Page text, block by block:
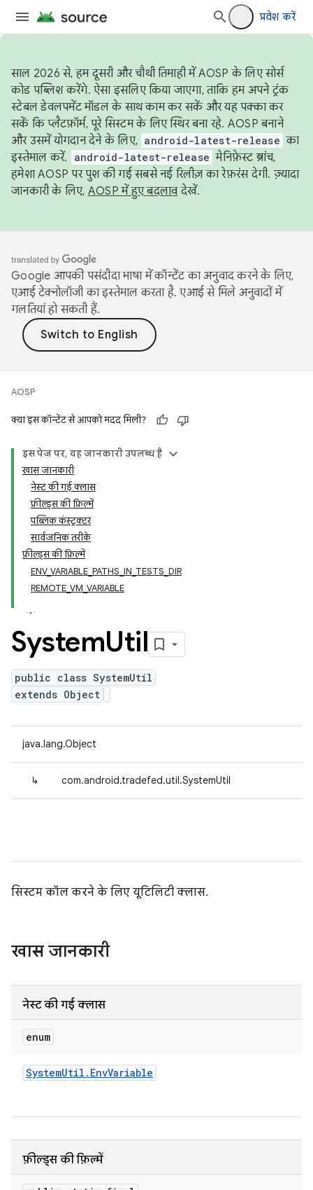
प्रवेश करें
साल 2026 से, हम दूसरी और चौथी तिमाही में AOSP के लिए सोर्स
कोड पब्लिश करेंगे. ऐसा इसलिए किया जाएगा, ताकि हम अपने ट्रंक
स्टेबल डेवलपमेंट मॉडल के साथ काम कर सकें और यह पक्का कर
सकें कि प्लैटफ़ॉर्म, पूरे सिस्टम के लिए स्थिर बना रहे. AOSP बनाने
और उसमें योगदान देने के लिए, android-latest-release का
इस्तेमाल करें.
android-latest-release मेनिफ़ेस्ट ब्रांच,
हमेशा AOSP पर पुश की गई सबसे नई रिलीज़ का रेफ़रंस देगी. ज़्यादा
जानकारी के लिए, AOSP में हुए बदलावदेखें.
Google आपकी पसंदीदा भाषा में कॉन्टेंट का अनुवाद करने के लिए,
एआई टेक्नोलॉजी का इस्तेमाल करता है. एआई से मिले अनुवादों में
गलतियां हो सकती हैं.
AOSP
क्या इस कॉन्टेंट से आपको मदद मिली?
इस पेज पर, यह जानकारी उपलब्ध है
खास जानकारी
नेस्ट की गई क्लास
फ़ील्ड्स की फ़िल्में
पब्लिक कंस्ट्रक्टर
सार्वजनिक तरीके
फ़ील्ड्स की फ़िल्में
ENV_VARIABLE_PATHS_IN_TESTS_DIR
REMOTE_VM_VARIABLE
SystemUtil
public class SystemUtil
extends Object
java.lang.Object
↳ com.android.tradefed.util.SystemUtil
सिस्टम कॉल करने के लिए यूटिलिटी क्लास.
खास जानकारी
नेस्ट की गई क्लास
enum
SystemUtil . EnvVariable
फ़ील्ड्स की फ़िल्में